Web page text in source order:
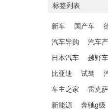
标签列表
新车 国产车
汽车导购
汽车
日本汽车
越野车
比亚迪
试驾
车主之家
雷克
新能源
奔驰g级